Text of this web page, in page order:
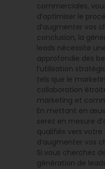
commerciales,
d’optimiser le
d’augmenter vos
conclusion, la
leads nécessite
approfondie des
l’utilisation
tels que le
collaboration
marketing et
En mettant en
serez en mesure
qualifiés vers
d’augmenter vos
Si vous cherchez
génération de